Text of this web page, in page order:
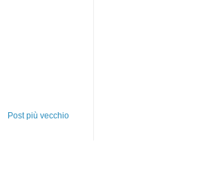
Post più vecchio